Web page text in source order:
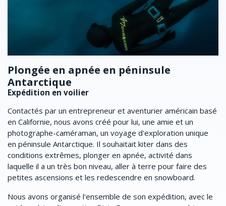
Plongée en apnée en péninsule
Antarctique
Expédition en voilier
Contactés par un entrepreneur et aventurier américain basé
en Californie, nous avons créé pour lui, une amie et un
photographe-caméraman, un voyage d'exploration unique
en péninsule Antarctique. Il souhaitait kiter dans des
conditions extrêmes, plonger en apnée, activité dans
laquelle il a un très bon niveau, aller à terre pour faire des
petites ascensions et les redescendre en snowboard.
Nous avons organisé l'ensemble de son expédition, avec le